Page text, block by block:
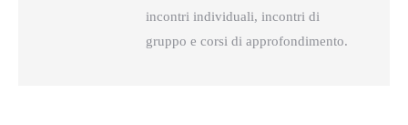
incontri individuali, incontri di
gruppo e corsi di approfondimento.